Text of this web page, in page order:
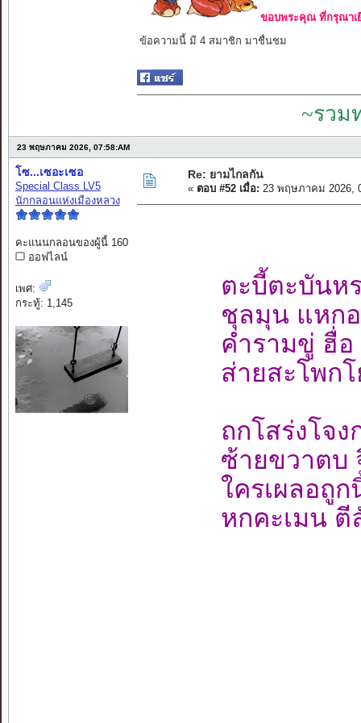
ขอบพระคุณ ที่กรุณาเ
ข้อความนี้ มี 4 สมาชิก มาชื่นชม
~รวม
23 พฤษภาคม 2026, 07:58:AM
โซ...เซอะเซอ
Special Class LV5
นักกลอนแห่งเมืองหลวง
คะแนนกลอนของผู้นี้ 160
ออฟไลน์
เพศ:
กระทู้: 1,145
Re: ยามไกลกัน
« ตอบ #52 เมื่อ: 23 พฤษภาคม 2026,
ตะบี้ตะบันห
ชุลมุน แหก
คำรามขู่ ฮื่อ
ส่ายสะโพก
ถกโสร่งโจง
ซ้ายขวาตบ
ใครเผลอถู
หกคะเมน ตี